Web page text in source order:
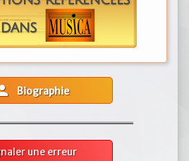
Biographie
une erreur